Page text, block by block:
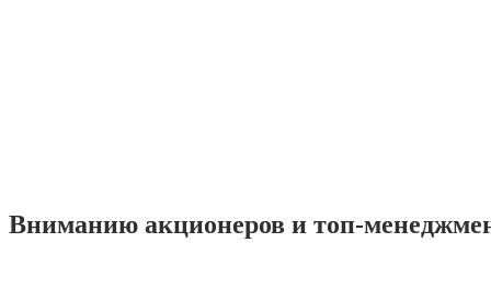
Вниманию акционеров и топ-